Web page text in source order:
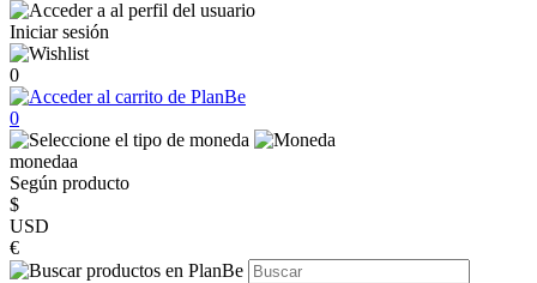
Iniciar sesión
0
0
monedaa
Según producto
$
USD
€